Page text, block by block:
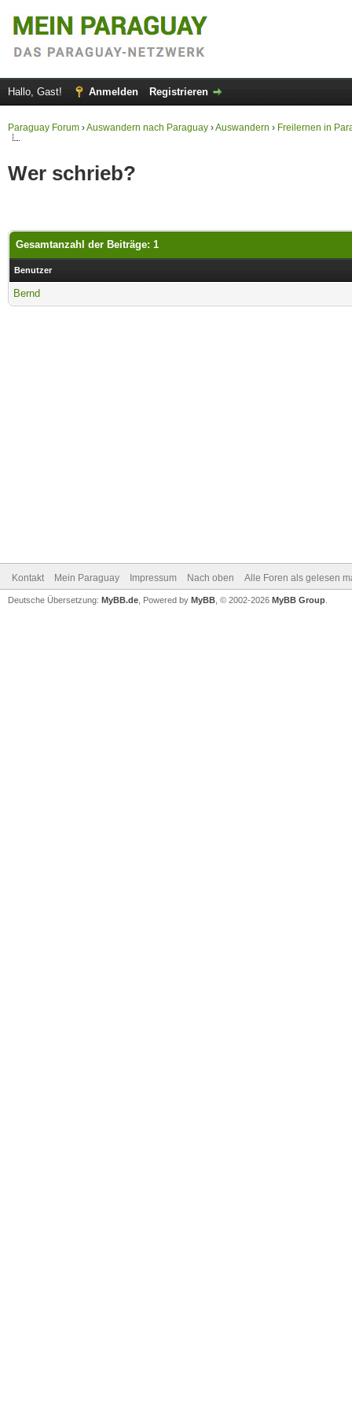
Hallo, Gast! Anmelden Registrieren
Paraguay Forum ›Auswandern nach Paraguay ›Auswandern › Freilernen in
Wer schrieb?
Gesamtanzahl der Beiträge: 1
Benutzer
Bernd
Kontakt Mein Paraguay Impressum Nach oben Alle Foren als gelesen
Deutsche Übersetzung: MyBB.de , Powered by MyBB , © 2002-2026 MyBB Group